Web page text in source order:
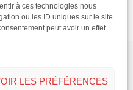
à ces technologies nous
ou les ID uniques sur le site
peut avoir un effet
LES PRÉFÉRENCES
handicap
religion